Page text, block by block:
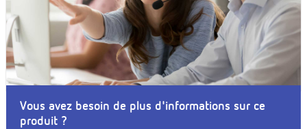
Vous avez besoin de plus d'informations sur ce
produit ?